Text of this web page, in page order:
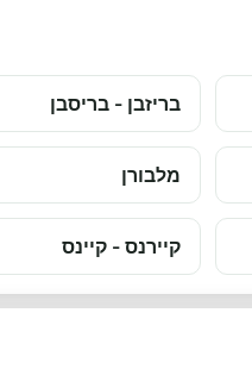
בריזבן - בריסבן
מלבורן
קיירנס - קיינס